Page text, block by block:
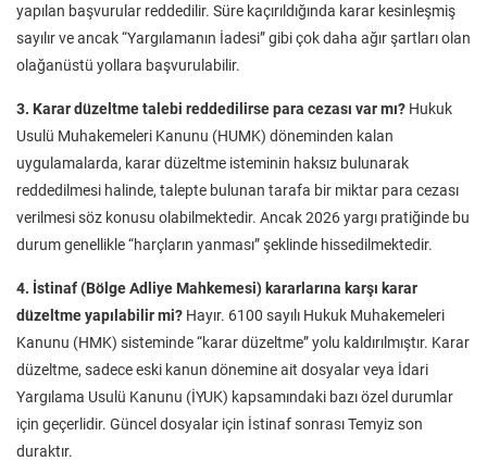
yapılan başvurular reddedilir. Süre kaçırıldığında karar kesinleşmiş
sayılır ve ancak “Yargılamanın İadesi” gibi çok daha ağır şartları olan
olağanüstü yollara başvurulabilir.
3. Karar düzeltme talebi reddedilirse para cezası var mı? Hukuk
Usulü Muhakemeleri Kanunu (HUMK) döneminden kalan
uygulamalarda, karar düzeltme isteminin haksız bulunarak
reddedilmesi halinde, talepte bulunan tarafa bir miktar para cezası
verilmesi söz konusu olabilmektedir. Ancak 2026 yargı pratiğinde bu
durum genellikle “harçların yanması” şeklinde hissedilmektedir.
4. İstinaf (Bölge Adliye Mahkemesi) kararlarına karşı karar
düzeltme yapılabilir mi? Hayır. 6100 sayılı Hukuk Muhakemeleri
Kanunu (HMK) sisteminde “karar düzeltme” yolu kaldırılmıştır. Karar
düzeltme, sadece eski kanun dönemine ait dosyalar veya İdari
Yargılama Usulü Kanunu (İYUK) kapsamındaki bazı özel durumlar
için geçerlidir. Güncel dosyalar için İstinaf sonrası Temyiz son
duraktır.